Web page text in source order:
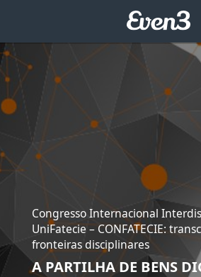
Congresso Internacional
UniFatecie – CONFATECIE:
fronteiras disciplinares
A PARTILHA DE BENS